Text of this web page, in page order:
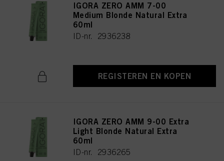
IGORA ZERO AMM 7-00
Medium Blonde Natural Extra
60ml
ID-nr. 2936238
REGISTEREN EN KOPEN
IGORA ZERO AMM 9-00 Extra
Light Blonde Natural Extra
60ml
ID-nr. 2936265